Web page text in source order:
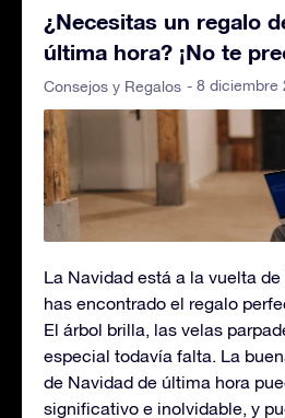
¿Necesitas un regalo
última hora? ¡No te
Consejos y Regalos - 8 diciembre
La Navidad está a la vuelta
has encontrado el regalo
El árbol brilla, las velas
especial todavía falta. La
de Navidad de última hora
significativo e inolvidable, y